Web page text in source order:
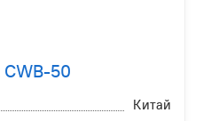
50
Китай